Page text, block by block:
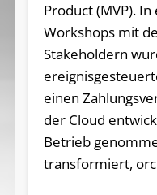
Product (MVP).
Workshops mit
Stakeholdern
einen
der Cloud
Betrieb
transformiert,